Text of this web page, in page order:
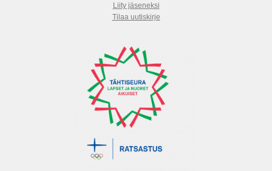
Liity jäseneksi
Tilaa uutiskirje